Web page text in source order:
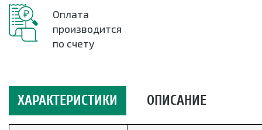
Оплата
производится
по счету
ХАРАКТЕРИСТИКИ ОПИСАНИЕ